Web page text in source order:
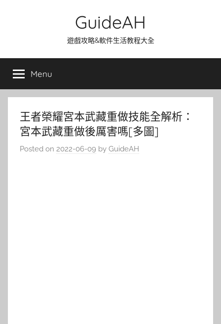
GuideAH
遊戲攻略&軟件生活教程大全
Menu
王者榮耀宮本武藏重做技能全解析：
宮本武藏重做後厲害嗎[多圖]
Posted on 2022-06-09 by GuideAH